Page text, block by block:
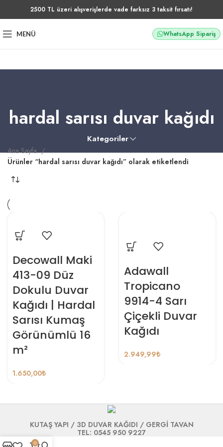
2500 TL üzeri alışverişlerde vade farksız 3 taksit fırsatı!
MENÜ WhatsApp Sipariş
hardal sarısı duvar kağıdı
Kategoriler
Ana Sayfa
Ürünler “hardal sarısı duvar kağıdı” olarak etiketlendi
Decowall Maki
413-09 Düz
Dokulu Duvar
Kağıdı | Hardal
Sarısı Kumaş
Görünümlü 16
m²
1.650,00₺
Adawall
Tropicano
9914-4 Sarı
Çiçekli Duvar
Kağıdı
2.949,99₺
KUTAŞ YAPI / 3D DUVAR KAĞIDI / GERGİ TAVAN
TEL: 0545 950 9227
0